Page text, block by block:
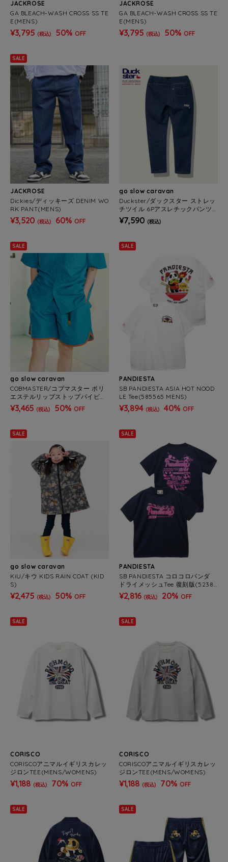
JACKROSE
GA BLEACH-WASH CROSS SS TE
E(MENS)
¥3,795 (税込) 50% OFF
JACKROSE
GA BLEACH-WASH CROSS SS TE
E(MENS)
¥3,795 (税込) 50% OFF
SALE
JACKROSE
Dickies/ディッキーズ DENIM WO
RK PANT(MENS)
¥3,520 (税込) 60% OFF
go slow caravan
Duckster/ダックスター ストレッ
チツイル 6Pアスレチックパンツ
(MENS)
¥7,590 (税込)
SALE
go slow caravan
COBMASTER/コブマスター ポリ
エステルリップストップパイピン
グショーツ
¥3,465 (税込) 50% OFF
SALE
PANDIESTA
SB PANDIESTA ASIA HOT NOOD
LE Tee(585565 MENS)
¥3,894 (税込) 40% OFF
SALE
go slow caravan
KiU/キウ KIDS RAIN COAT (KID
S)
¥2,475 (税込) 50% OFF
SALE
PANDIESTA
SB PANDIESTA コロコロパンダ
ドライメッシュTee 復刻版(52387
7A MENS/WOMENS)
¥2,816 (税込) 20% OFF
SALE
CORISCO
CORISCOアニマルイギリスカレッ
ジロンTEE(MENS/WOMENS)
¥1,188 (税込) 70% OFF
SALE
CORISCO
CORISCOアニマルイギリスカレッ
ジロンTEE(MENS/WOMENS)
¥1,188 (税込) 70% OFF
SALE SALE